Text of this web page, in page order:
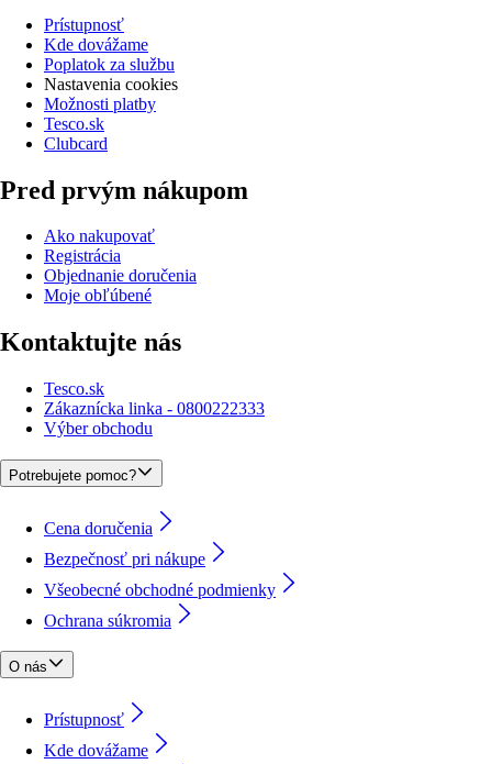
Prístupnosť
Kde dovážame
Poplatok za službu
Nastavenia cookies
Možnosti platby
Tesco.sk
Clubcard
Pred prvým nákupom
Ako nakupovať
Registrácia
Objednanie doručenia
Moje obľúbené
Kontaktujte nás
Tesco.sk
Zákaznícka linka - 0800222333
Výber obchodu
Potrebujete pomoc?
Cena doručenia
Bezpečnosť pri nákupe
Všeobecné obchodné podmienky
Ochrana súkromia
O nás
Prístupnosť
Kde dovážame